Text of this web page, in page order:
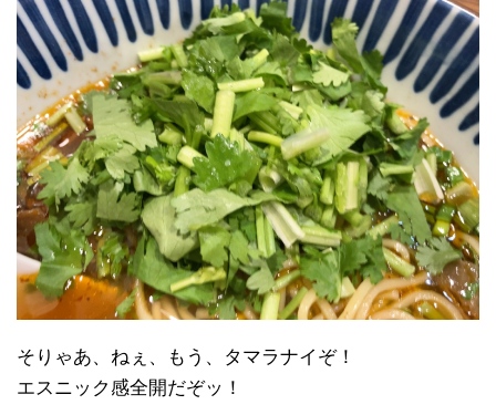
そりゃあ、ねぇ、もう、タマラナイぞ！
エスニック感全開だぞッ！